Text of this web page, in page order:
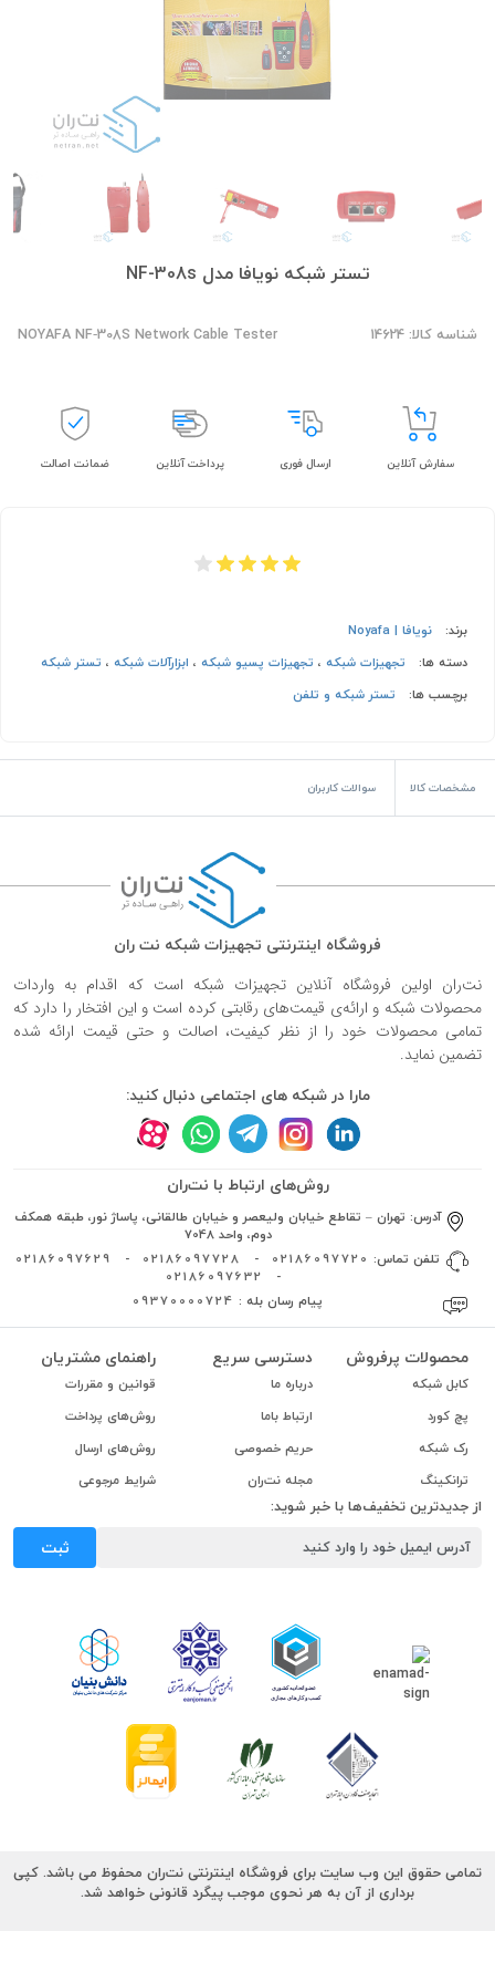
تستر شبکه نویافا مدل NF-308s
شناسه کالا: 14624 NOYAFA NF‑308S Network Cable Tester
سفارش آنلاین ارسال فوری پرداخت آنلاین ضمانت اصالت
برند:
نویافا | Noyafa
دسته ها:
تجهیزات شبکه، تجهیزات پسیو شبکه، ابزارآلات شبکه، تستر شبکه
برچسب ها:
تستر شبکه و تلفن
مشخصات کالا سوالات کاربران
فروشگاه اینترنتی تجهیزات شبکه نت ران
نت‌ران اولین فروشگاه آنلاین تجهیزات شبکه است که اقدام به واردات
محصولات شبکه و ارائه‌ی قیمت‌های رقابتی کرده است و این افتخار را دارد که
تمامی محصولات خود را از نظر کیفیت، اصالت و حتی قیمت ارائه شده
تضمین نماید.
مارا در شبکه های اجتماعی دنبال کنید:
روش‌های ارتباط با نت‌ران
آدرس:تهران – تقاطع خیابان ولیعصر و خیابان طالقانی، پاساژ نور، طبقه همکف
دوم، واحد 7048
تلفن تماس:02186097720
02186097728
02186097629
02186097632
پیام رسان بله : 09370000724
محصولات پرفروش
کابل شبکه
پچ کورد
رک شبکه
ترانکینگ
دسترسی سریع
درباره ما
ارتباط باما
حریم خصوصی
مجله نت‌ران
راهنمای مشتریان
قوانین و مقررات
روش‌های پرداخت
روش‌های ارسال
شرایط مرجوعی
از جدیدترین تخفیف‌ها با خبر شوید:
ثبت
تمامی حقوق این وب سایت برای فروشگاه اینترنتی نت‌ران محفوظ می باشد. کپی
برداری از آن به هر نحوی موجب پیگرد قانونی خواهد شد.